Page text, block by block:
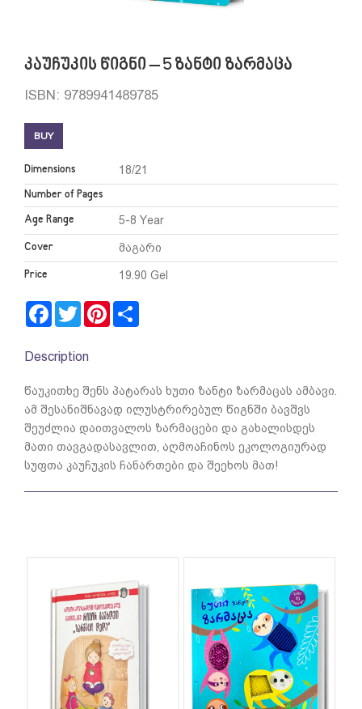
კაუჩუკის წიგნი – 5 ზანტი ზარმაცა
ISBN: 9789941489785
BUY
Dimensions
18/21
Number of Pages
Age Range
5-8 Year
Cover მაგარი
Price 19.90 Gel
Facebook
TwitterPinterest
Description
წაუკითხე შენს პატარას ხუთი ზანტი ზარმაცას ამბავი.
ამ შესანიშნავად ილუსტრირებულ წიგნში ბავშვს
შეუძლია დაითვალოს ზარმაცები და გახალისდეს
მათი თავგადასავლით, აღმოაჩინოს ეკოლოგიურად
სუფთა კაუჩუკის ჩანართები და შეეხოს მათ!